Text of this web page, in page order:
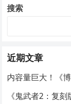
搜索
近期文章
内容量巨大！《
《鬼武者2：复